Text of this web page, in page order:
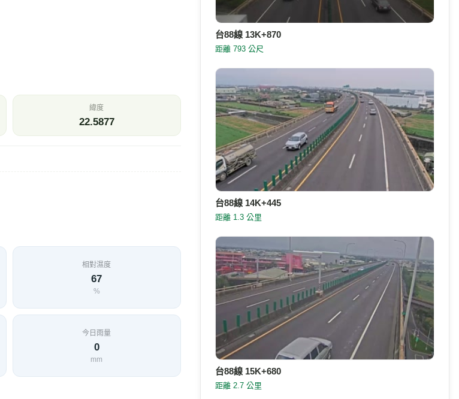
緯度
22.5877
相對濕度
67
%
今日雨量
0
mm
台88線 13K+870
距離 793 公尺
台88線 14K+445
距離 1.3 公里
台88線 15K+680
距離 2.7 公里